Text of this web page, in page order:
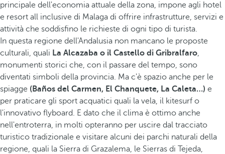
principale dell'economia attuale della zona, impone agli hotel
e resort all inclusive di Malaga di offrire infrastrutture, servizi e
attività che soddisfino le richieste di ogni tipo di turista.
In questa regione dell'Andalusia non mancano le proposte
culturali, quali La Alcazaba o il Castello di Gribralfaro,
monumenti storici che, con il passare del tempo, sono
diventati simboli della provincia. Ma c'è spazio anche per le
spiagge (Baños del Carmen, El Chanquete, La Caleta…) e
per praticare gli sport acquatici quali la vela, il kitesurf o
l'innovativo flyboard. E dato che il clima è ottimo anche
nell'entroterra, in molti opteranno per uscire dal tracciato
turistico tradizionale e visitare alcuni dei parchi naturali della
regione, quali la Sierra di Grazalema, le Sierras di Tejeda,